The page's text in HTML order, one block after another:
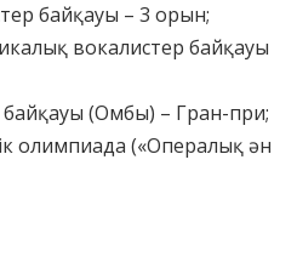
байқауы – 3 орын;
вокалистер байқауы
(Омбы) – Гран-при;
олимпиада («Опералық ән